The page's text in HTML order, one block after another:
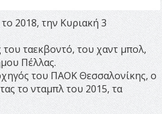
2018, την Κυριακή 3
του ταεκβοντό, του χαντ μπολ,
Πέλλας.
του ΠΑΟΚ Θεσσαλονίκης, ο
το νταμπλ του 2015, τα